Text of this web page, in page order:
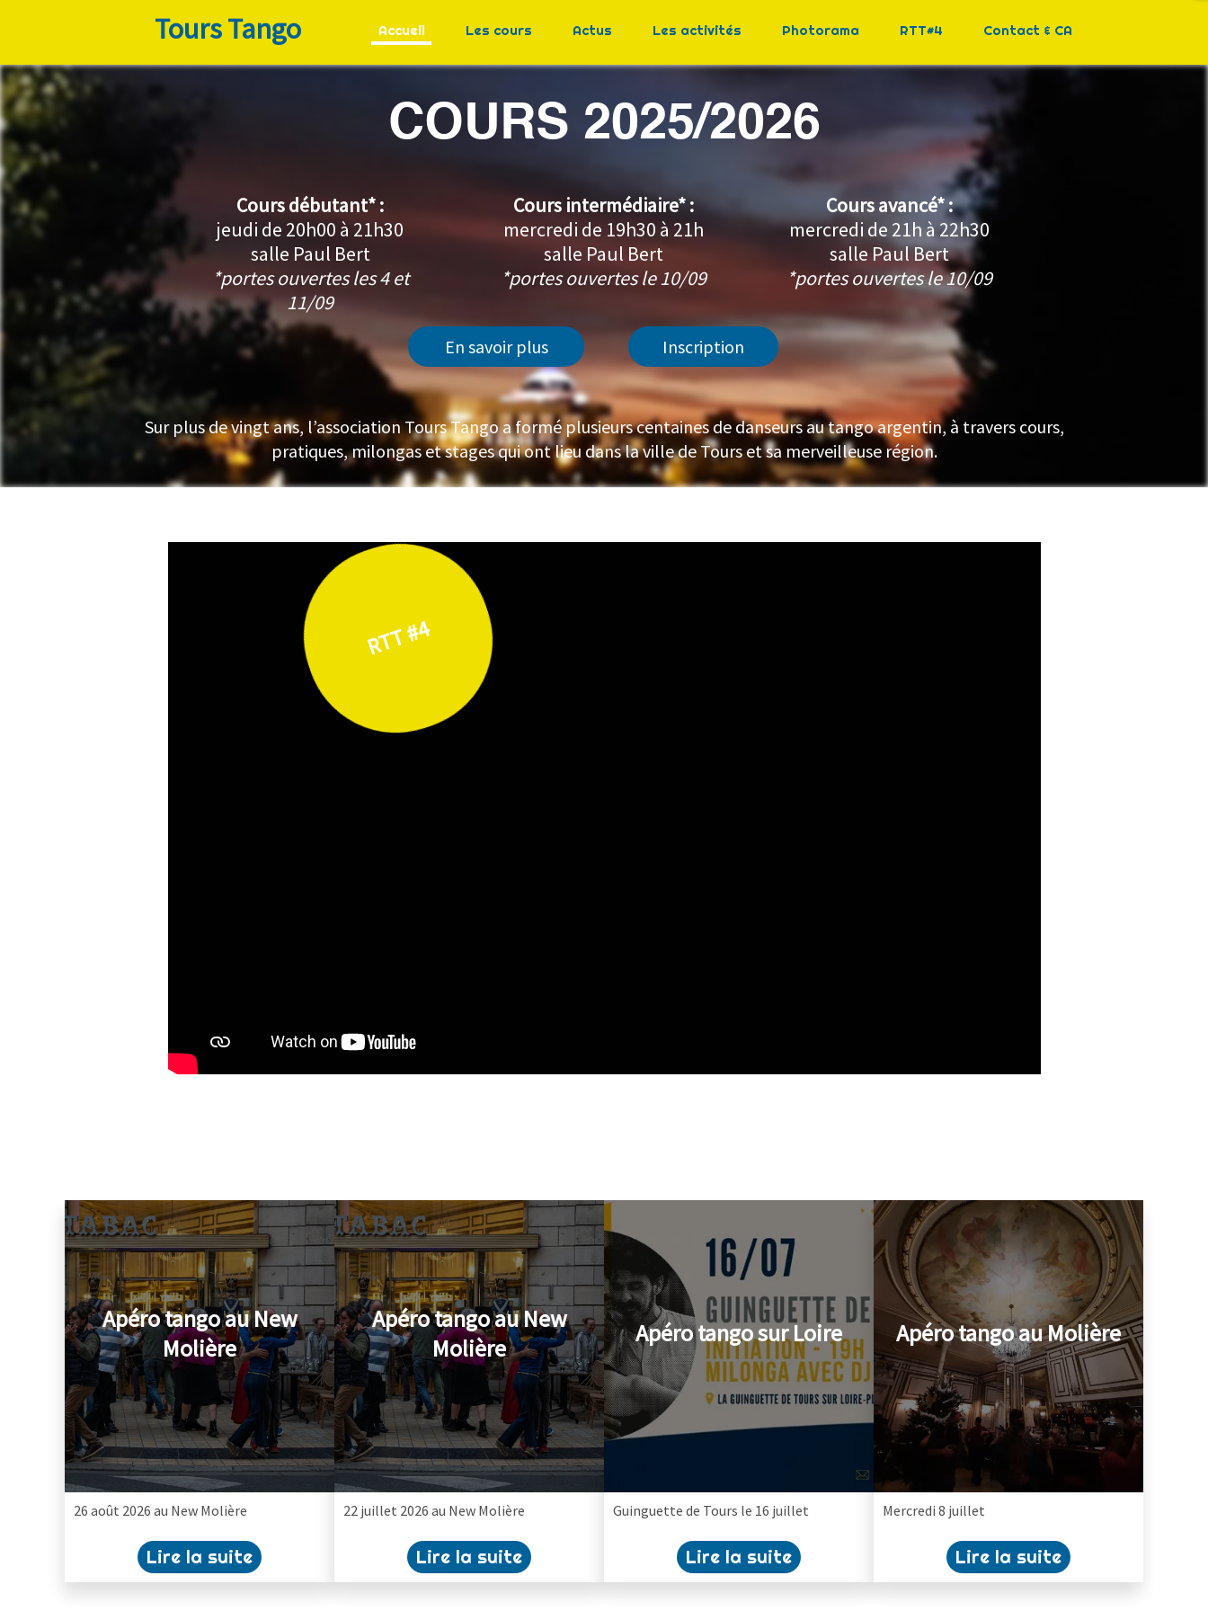
Tours Tango Accueil Les cours Actus Les activités Photorama RTT#4 Contact & CA
COURS 2025/2026
Cours débutant* :
jeudi de 20h00 à 21h30
salle Paul Bert
*portes ouvertes les 4 et
11/09
Cours intermédiaire* :
mercredi de 19h30 à 21h
salle Paul Bert
*portes ouvertes le 10/09
Cours avancé* :
mercredi de 21h à 22h30
salle Paul Bert
*portes ouvertes le 10/09
Inscription
En savoir plus
Sur plus de vingt ans, l’association Tours Tango a formé plusieurs centaines de danseurs au tango argentin, à travers cours,
pratiques, milongas et stages qui ont lieu dans la ville de Tours et sa merveilleuse région.
RTT #4
Apéro tango au New
Molière
26 août 2026 au New Molière
Lire la suite
Apéro tango au New
Molière
22 juillet 2026 au New Molière
Lire la suite
Apéro tango sur Loire
Guinguette de Tours le 16 juillet
Lire la suite
Apéro tango au Molière
Mercredi 8 juillet
Lire la suite